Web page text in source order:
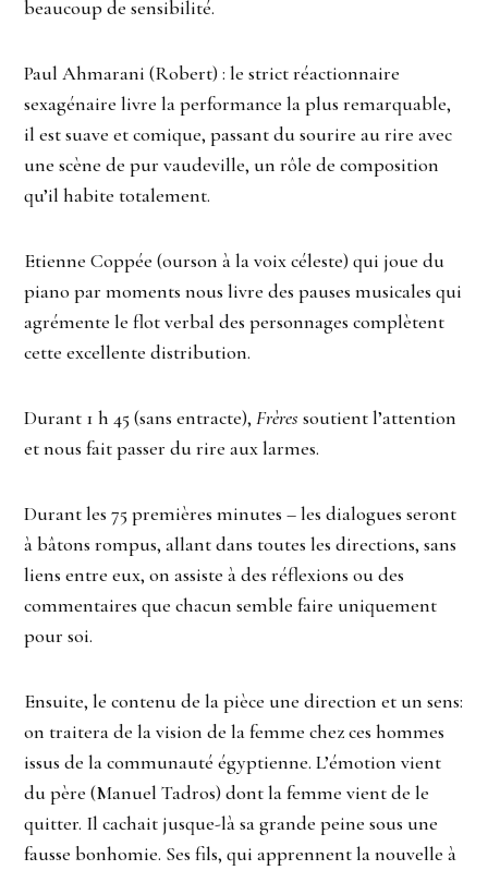
beaucoup de sensibilité.
Paul Ahmarani (Robert) : le strict réactionnaire
sexagénaire livre la performance la plus remarquable,
il est suave et comique, passant du sourire au rire avec
une scène de pur vaudeville, un rôle de composition
qu’il habite totalement.
Etienne Coppée (ourson à la voix céleste) qui joue du
piano par moments nous livre des pauses musicales qui
agrémente le flot verbal des personnages complètent
cette excellente distribution.
Durant 1 h 45 (sans entracte),Frères soutient l’attention
et nous fait passer du rire aux larmes.
Durant les 75 premières minutes – les dialogues seront
à bâtons rompus, allant dans toutes les directions, sans
liens entre eux, on assiste à des réflexions ou des
commentaires que chacun semble faire uniquement
pour soi.
Ensuite, le contenu de la pièce une direction et un sens:
on traitera de la vision de la femme chez ces hommes
issus de la communauté égyptienne. L’émotion vient
du père (Manuel Tadros) dont la femme vient de le
quitter. Il cachait jusque-là sa grande peine sous une
fausse bonhomie. Ses fils, qui apprennent la nouvelle à